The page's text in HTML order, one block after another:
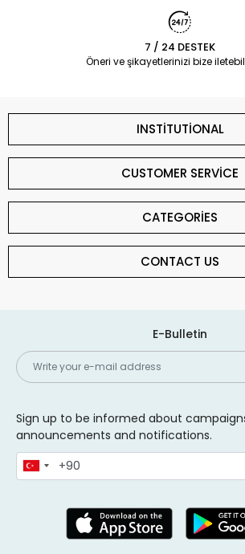
7 / 24 DESTEK
Öneri ve şikayetlerinizi bize
INSTİTUTİONAL
CUSTOMER SERVİCE
CATEGORİES
CONTACT US
E-Bulletin
Sign up to be informed about
announcements and notifications.